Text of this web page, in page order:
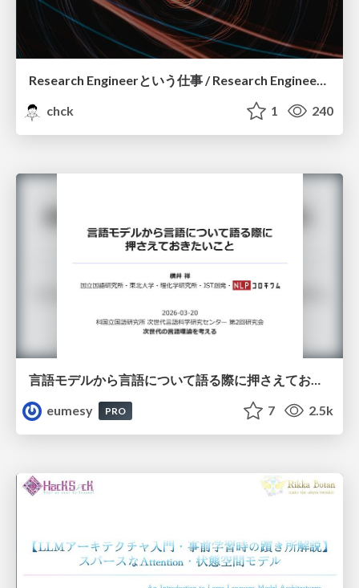
Research Engineerという仕事 / Research Engineering: Bridging Research and Business
chck
1 240
eumesy
PRO 7 2.5k